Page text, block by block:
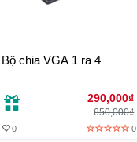
Bộ chia VGA 1 ra 4
290,000₫
650,000₫
0 0